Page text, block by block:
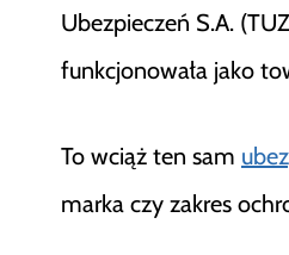
Ubezpieczeń S.A.
funkcjonowała jako
To wciąż ten sam
marka czy zakres